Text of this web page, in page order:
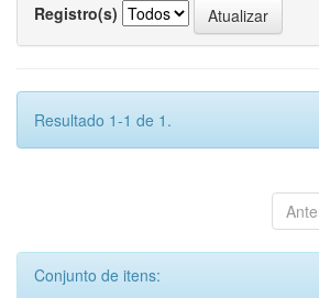
Registro(s)
Resultado 1-1 de 1.
Conjunto de itens: